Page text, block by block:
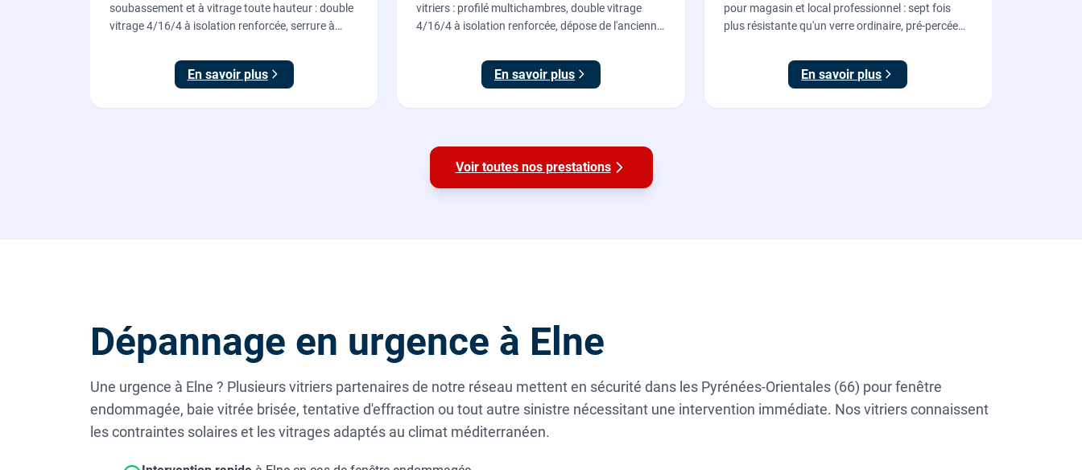
soubassement et à vitrage toute hauteur : double
vitrage 4/16/4 à isolation renforcée, serrure à
Fournie et posée par nos vitriers.
En savoir plus
vitriers : profilé multichambres, double vitrage
4/16/4 à isolation renforcée, dépose de l'ancienne
€ TTC posée, TVA 10 %.
En savoir plus
pour magasin et local professionnel : sept fois
plus résistante qu'un verre ordinaire, pré-percée
nos vitriers avec sa quincaillerie (pivots, serrure,
En savoir plus
Voir toutes nos prestations
Dépannage en urgence à Elne
Une urgence à Elne ? Plusieurs vitriers partenaires de notre réseau mettent en sécurité dans les Pyrénées-Orientales (66) pour fenêtre
endommagée, baie vitrée brisée, tentative d'effraction ou tout autre sinistre nécessitant une intervention immédiate. Nos vitriers connaissent
les contraintes solaires et les vitrages adaptés au climat méditerranéen.